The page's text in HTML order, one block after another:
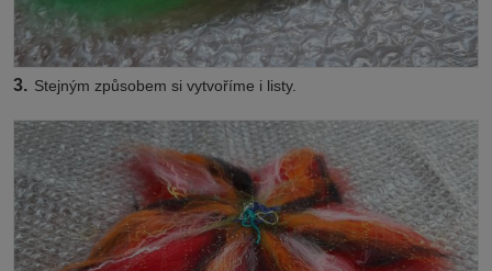
3. Stejným způsobem si vytvoříme i listy.